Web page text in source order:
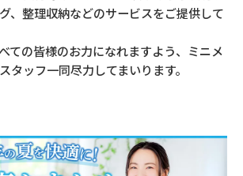
、整理収納などのサービスをご提供して
ての皆様のお力になれますよう、ミニメ
タッフ一同尽力してまいります。